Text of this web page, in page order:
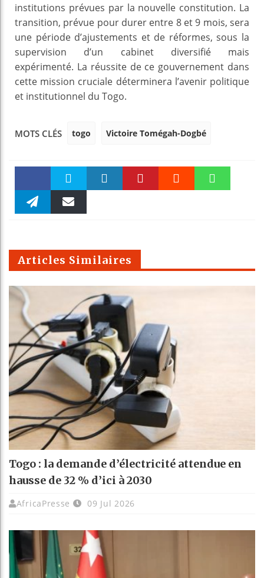
institutions prévues par la nouvelle constitution. La
transition, prévue pour durer entre 8 et 9 mois, sera
une période d’ajustements et de réformes, sous la
supervision d’un cabinet diversifié mais
expérimenté. La réussite de ce gouvernement dans
cette mission cruciale déterminera l’avenir politique
et institutionnel du Togo.
MOTS CLÉS togo Victoire Tomégah-Dogbé
Faceboo Twitter
m
Articles Similaires
Togo : la demande d’électricité attendue en
hausse de 32 % d’ici à 2030
AfricaPresse 09 Jul 2026